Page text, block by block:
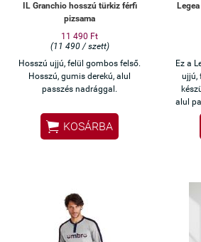
IL Granchio hosszú türkiz férfi
pizsama
11 490 Ft
(11 490 / szett)
Hosszú ujjú, felül gombos felső.
Hosszú, gumis derekú, alul
passzés nadrággal.
 KOSÁRBA
Ez a
ujjú,
alul